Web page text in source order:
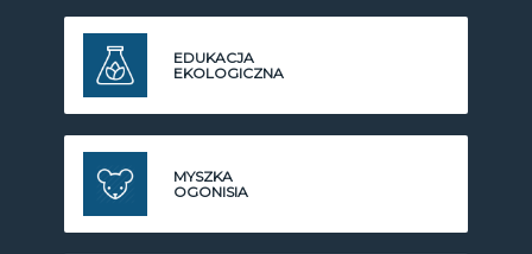
EDUKACJA
EKOLOGICZNA
MYSZKA
OGONISIA